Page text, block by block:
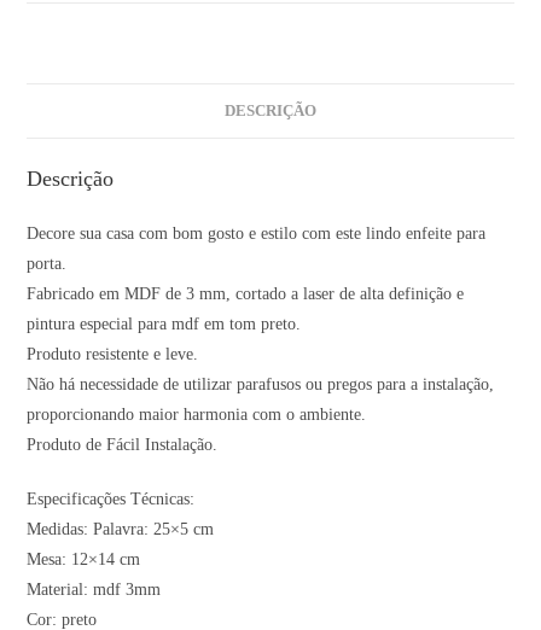
DESCRIÇÃO
Descrição
Decore sua casa com bom gosto e estilo com este lindo enfeite para
porta.
Fabricado em MDF de 3 mm, cortado a laser de alta definição e
pintura especial para mdf em tom preto.
Produto resistente e leve.
Não há necessidade de utilizar parafusos ou pregos para a instalação,
proporcionando maior harmonia com o ambiente.
Produto de Fácil Instalação.
Especificações Técnicas:
Medidas: Palavra: 25×5 cm
Mesa: 12×14 cm
Material: mdf 3mm
Cor: preto